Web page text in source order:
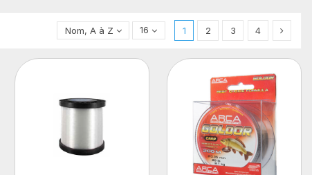
Nom, A à Z 16 1 2 3 4